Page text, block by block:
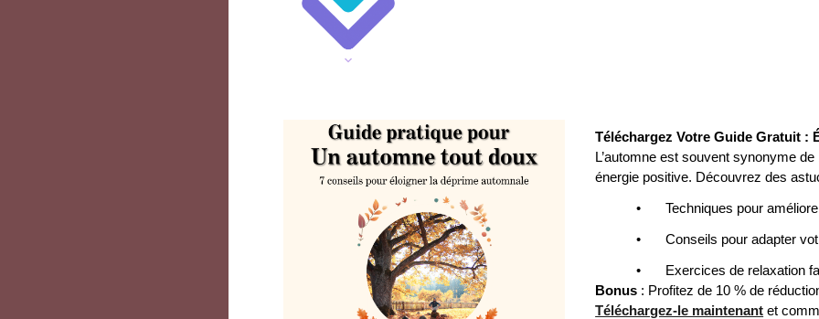
Téléchargez Votre Guide Gratuit :
L’automne est souvent synonyme
énergie positive. Découvrez des
• Techniques pour
• Conseils pour adapter
•
Exercices de relaxation
Bonus : Profitez de 10 % de
Téléchargez-le maintenant et